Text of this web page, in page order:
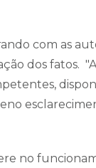
com as
dos fatos.
no